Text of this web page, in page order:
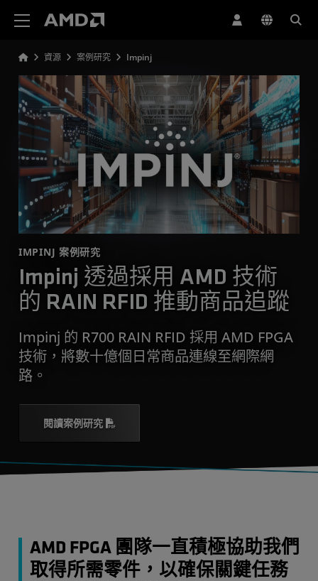
資源 案例研究 Impinj
IMPINJ 案例研究
Impinj 透過採用 AMD 技術
的 RAIN RFID 推動商品追蹤
Impinj 的 R700 RAIN RFID 採用 AMD FPGA
技術，將數十億個日常商品連線至網際網
路。
閱讀案例研究
AMD FPGA 團隊一直積極協助我們
取得所需零件，以確保關鍵任務